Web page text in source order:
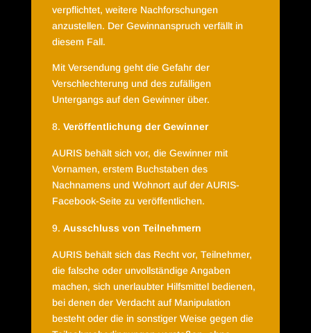
verpflichtet, weitere Nachforschungen
anzustellen. Der Gewinnanspruch verfällt in
diesem Fall.
Mit Versendung geht die Gefahr der
Verschlechterung und des zufälligen
Untergangs auf den Gewinner über.
Veröffentlichung der Gewinner
AURIS behält sich vor, die Gewinner mit
Vornamen, erstem Buchstaben des
Nachnamens und Wohnort auf der AURIS-
Facebook-Seite zu veröffentlichen.
Ausschluss von Teilnehmern
AURIS behält sich das Recht vor, Teilnehmer,
die falsche oder unvollständige Angaben
machen, sich unerlaubter Hilfsmittel bedienen,
bei denen der Verdacht auf Manipulation
besteht oder die in sonstiger Weise gegen die